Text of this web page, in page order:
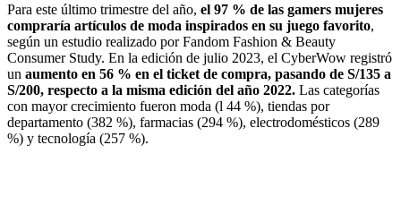
Para este último trimestre del año, el 97 % de las gamers mujeres
compraría artículos de moda inspirados en su juego favorito,
según un estudio realizado por Fandom Fashion & Beauty
Consumer Study. En la edición de julio 2023, el CyberWow registró
un aumento en 56 % en el ticket de compra, pasando de S/135 a
S/200, respecto a la misma edición del año 2022. Las categorías
con mayor crecimiento fueron moda (l 44 %), tiendas por
departamento (382 %), farmacias (294 %), electrodomésticos (289
%) y tecnología (257 %).